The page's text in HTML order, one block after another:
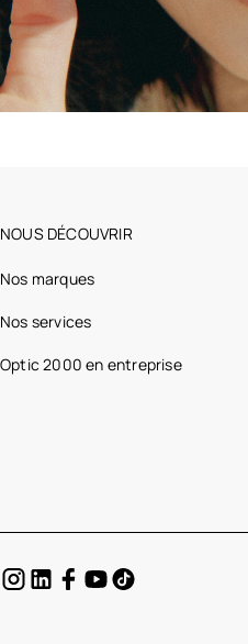
NOUS DÉCOUVRIR
Nos marques
Nos services
Optic 2000 en entreprise